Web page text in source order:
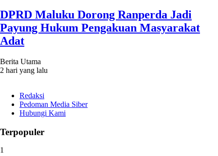
DPRD Maluku Dorong Ranperda Jadi
Payung Hukum Pengakuan Masyarakat
Adat
Berita Utama
2 hari yang lalu
Redaksi
Pedoman Media Siber
Hubungi Kami
Terpopuler
1